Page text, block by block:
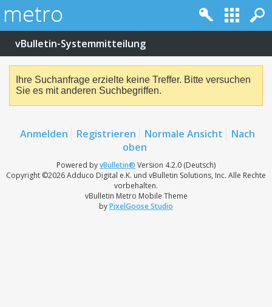
vBulletin-Systemmitteilung
Ihre Suchanfrage erzielte keine Treffer. Bitte versuchen
Sie es mit anderen Suchbegriffen.
Anmelden Registrieren Normale Ansicht
Nach
oben
Powered byvBulletin® Version 4.2.0 (Deutsch)
Copyright ©2026 Adduco Digital e.K. und vBulletin Solutions, Inc. Alle Rechte
vorbehalten.
vBulletin Metro Mobile Theme
byPixelGoose Studio